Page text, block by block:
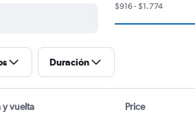
$916 - $1.774
Duración
y vuelta Price